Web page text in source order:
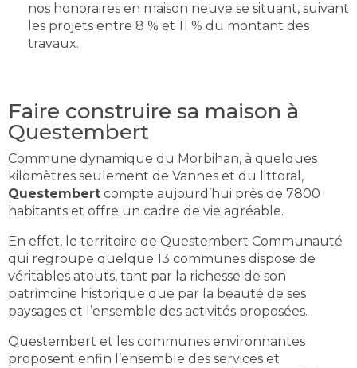
nos honoraires en maison neuve se situant, suivant
les projets entre 8 % et 11 % du montant des
travaux.
Faire construire sa maison à
Questembert
Commune dynamique du Morbihan, à quelques
kilomètres seulement de Vannes et du littoral,
Questembert compte aujourd’hui près de 7800
habitants et offre un cadre de vie agréable.
En effet, le territoire de Questembert Communauté
qui regroupe quelque 13 communes dispose de
véritables atouts, tant par la richesse de son
patrimoine historique que par la beauté de ses
paysages et l’ensemble des activités proposées.
Questembert et les communes environnantes
proposent enfin l’ensemble des services et